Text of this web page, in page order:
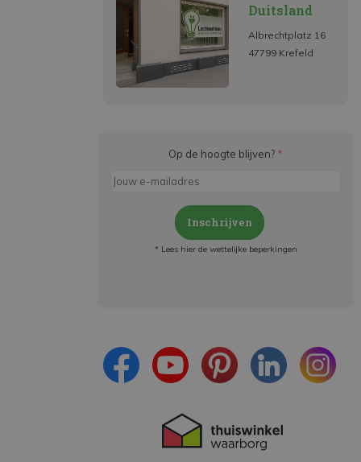
Duitsland
Albrechtplatz 16
47799 Krefeld
Op de hoogte blijven? *
Inschrijven
* Lees hier de wettelijke beperkingen